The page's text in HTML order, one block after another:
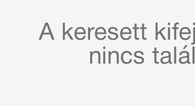
A keresett
nincs